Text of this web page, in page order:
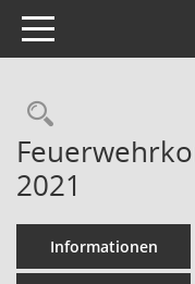
Toggle navigation
2021
Informationen